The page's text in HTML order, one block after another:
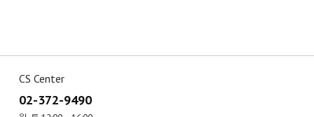
CS Center
02-372-9490